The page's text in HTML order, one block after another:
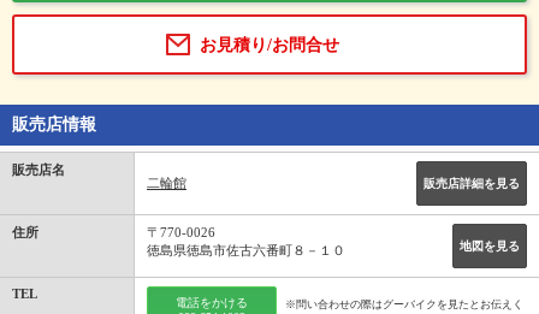
お見積り/お問合せ
販売店情報
販売店名
二輪館
販売店詳細を見る
住所
地図を見る
〒770-0026
徳島県徳島市佐古六番町８－１０
TEL
電話をかける
※問い合わせの際はグーバイクを見たとお伝えく